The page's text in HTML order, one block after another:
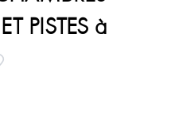
PISTES à